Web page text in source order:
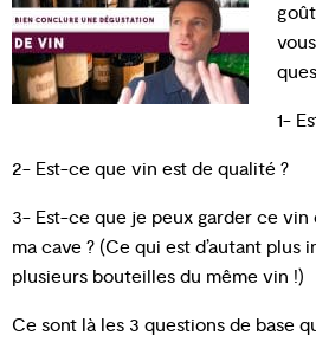
1-
2- Est-ce que vin est de qualité ?
3- Est-ce que je peux garder ce vin
ma cave ? (Ce qui est d’autant plus
plusieurs bouteilles du même vin !)
Ce sont là les 3 questions de base